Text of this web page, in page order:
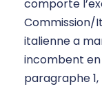
comporte
Commission/
italienne a
incombent en
paragraphe 1,